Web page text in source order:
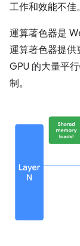
工作和效能不佳。
運算著色器是
運算著色器提供
GPU 的大量平
制。